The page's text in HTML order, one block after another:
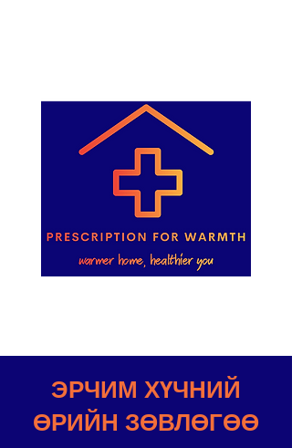
ЭРЧИМ ХҮЧНИЙ
ӨРИЙН ЗӨВЛӨГӨӨ